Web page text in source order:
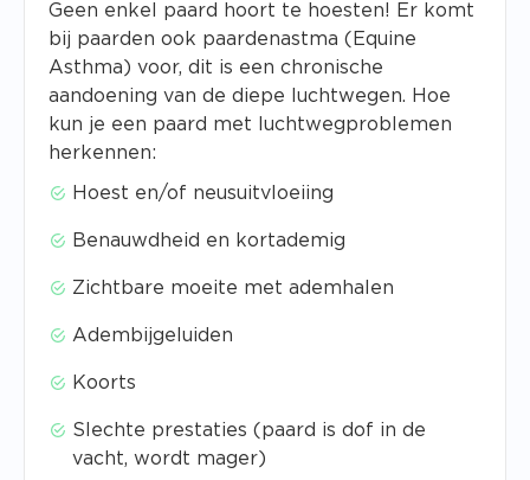
Geen enkel paard hoort te hoesten! Er komt
bij paarden ook paardenastma (Equine
Asthma) voor, dit is een chronische
aandoening van de diepe luchtwegen. Hoe
kun je een paard met luchtwegproblemen
herkennen:
Hoest en/of neusuitvloeiing
Benauwdheid en kortademig
Zichtbare moeite met ademhalen
Adembijgeluiden
Koorts
Slechte prestaties (paard is dof in de
vacht, wordt mager)